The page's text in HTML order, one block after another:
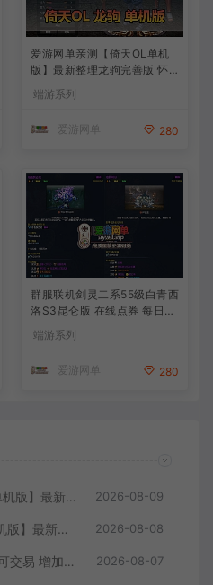
爱游网单亲测【倚天OL单机
版】最新整理龙驹完善版 怀
发物品装备 虚拟机一键端 视
端游系列
爱游网单 280
群服联机剑灵二系55级白青西
洛S3昆仑版 在线点券 每日礼
包 复古玩法
端游系列
爱游网单 280
爱游网单亲测【天之炼狱单机版】最新整理怀旧无双炼狱端 带GM工具注册 GM权限命令发道具 视频安装教学 虚拟机一键端 2026-08-09
爱游网单亲测【倚天OL单机版】最新整理龙驹完善版 怀旧武侠网游单机 带GM工具可发物品装备 虚拟机一键端 视频安装教学 2026-08-08
更新1.2版 侍魂武器防具改可交易 增加掉落和在线奖励 DNF70星月侍魂联机版 新版技能 丰富异次元技能装备词条 护石 辟邪玉 皮肤外观 BUFF技能徽章 史诗装备特效徽章 技能宝珠等 在线点 装备靠爆 2026-08-07